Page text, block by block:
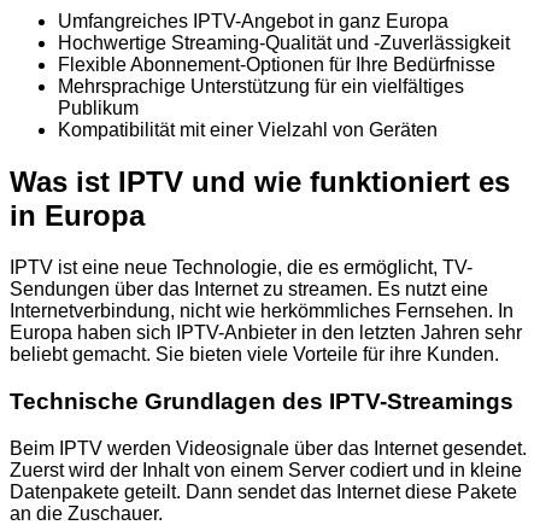
Umfangreiches IPTV-Angebot in ganz Europa
Hochwertige Streaming-Qualität und -Zuverlässigkeit
Flexible Abonnement-Optionen für Ihre Bedürfnisse
Mehrsprachige Unterstützung für ein vielfältiges
Publikum
Kompatibilität mit einer Vielzahl von Geräten
Was ist IPTV und wie funktioniert es
in Europa
IPTV ist eine neue Technologie, die es ermöglicht, TV-
Sendungen über das Internet zu streamen. Es nutzt eine
Internetverbindung, nicht wie herkömmliches Fernsehen. In
Europa haben sich IPTV-Anbieter in den letzten Jahren sehr
beliebt gemacht. Sie bieten viele Vorteile für ihre Kunden.
Technische Grundlagen des IPTV-Streamings
Beim IPTV werden Videosignale über das Internet gesendet.
Zuerst wird der Inhalt von einem Server codiert und in kleine
Datenpakete geteilt. Dann sendet das Internet diese Pakete
an die Zuschauer.